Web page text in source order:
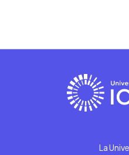
La